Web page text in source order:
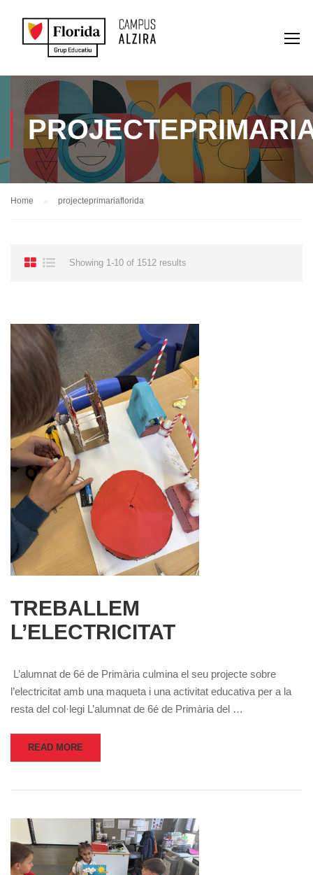
Home projecteprimariaflorida
Showing 1-10 of 1512 results
TREBALLEM
L’ELECTRICITAT
L’alumnat de 6é de Primària culmina el seu projecte sobre
l’electricitat amb una maqueta i una activitat educativa per a la
resta del col·legi L’alumnat de 6é de Primària del …
READ MORE